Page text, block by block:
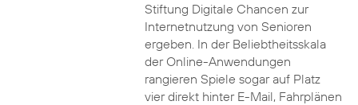
Stiftung Digitale Chancen zur
Internetnutzung von Senioren
ergeben. In der Beliebtheitsskala
der Online-Anwendungen
rangieren Spiele sogar auf Platz
vier direkt hinter E-Mail, Fahrplänen